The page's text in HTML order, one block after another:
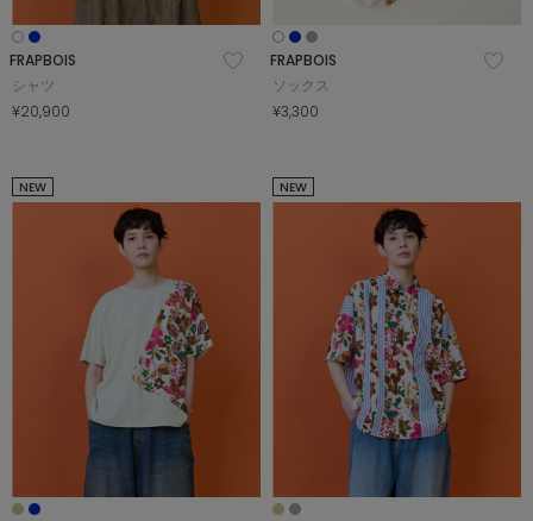
FRAPBOIS
シャツ
¥20,900
FRAPBOIS
ソックス
¥3,300
NEW NEW